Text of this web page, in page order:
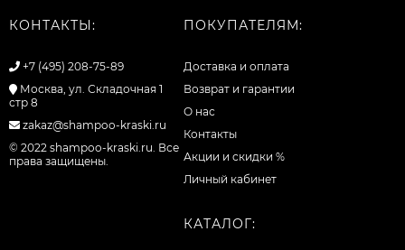
КОНТАКТЫ:
+7 (495) 208-75-89
Москва, ул. Складочная 1
стр 8
zakaz@shampoo-kraski.ru
© 2022 shampoo-kraski.ru. Все
права защищены.
ПОКУПАТЕЛЯМ:
Доставка и оплата
Возврат и гарантии
О нас
Контакты
Акции и скидки %
Личный кабинет
КАТАЛОГ: